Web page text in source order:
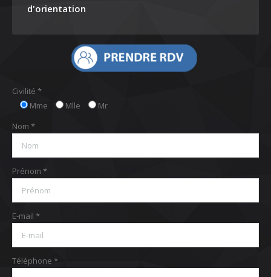
d'orientation
Civilité *
Mme
Mlle
Mr
Nom *
Prénom *
E-mail *
Téléphone *